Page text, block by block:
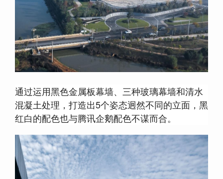
通过运用黑色金属板幕墙、三种玻璃幕墙和清水
混凝土处理，打造出5个姿态迥然不同的立面，黑
红白的配色也与腾讯企鹅配色不谋而合。